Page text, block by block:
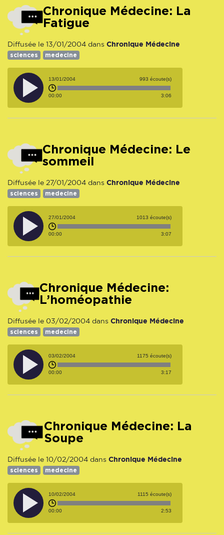
Chronique Médecine: La
Fatigue
Diffusée le 13/01/2004 dans Chronique Médecine
sciences medecine
13/01/2004 993 écoute(s)
00:00 3:06
Chronique Médecine: Le
sommeil
Diffusée le 27/01/2004 dans Chronique Médecine
sciences medecine
27/01/2004 1013 écoute(s)
00:00 3:07
Chronique Médecine:
L’homéopathie
Diffusée le 03/02/2004 dans Chronique Médecine
sciences medecine
03/02/2004 1175 écoute(s)
00:00 3:17
Chronique Médecine: La
Soupe
Diffusée le 10/02/2004 dans Chronique Médecine
sciences medecine
10/02/2004 1115 écoute(s)
00:00 2:53